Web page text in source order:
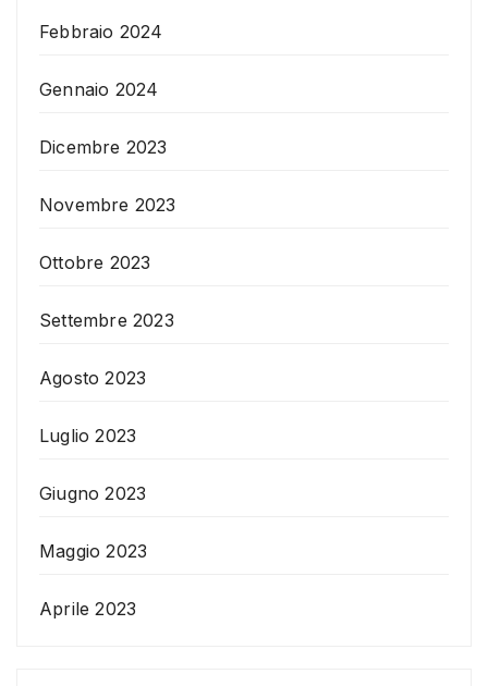
Febbraio 2024
Gennaio 2024
Dicembre 2023
Novembre 2023
Ottobre 2023
Settembre 2023
Agosto 2023
Luglio 2023
Giugno 2023
Maggio 2023
Aprile 2023